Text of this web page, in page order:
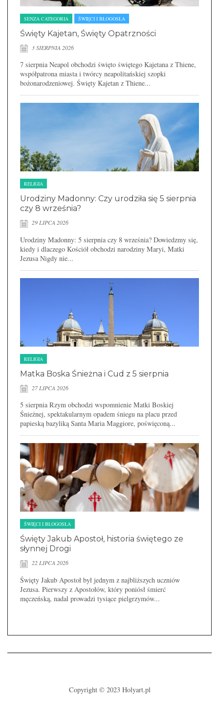
SENZA CATEGORIA ŚWIĘCI I BŁOGOSŁA
Święty Kajetan, Święty Opatrzności
3 SIERPNIA 2026
7 sierpnia Neapol obchodzi święto świętego Kajetana z Thiene,
współpatrona miasta i twórcy neapolitańskiej szopki
bożonarodzeniowej. Święty Kajetan z Thiene...
RELIGIA
Urodziny Madonny: Czy urodziła się 5 sierpnia
czy 8 września?
29 LIPCA 2026
Urodziny Madonny: 5 sierpnia czy 8 września? Dowiedzmy się,
kiedy i dlaczego Kościół obchodzi narodziny Maryi, Matki
Jezusa Nigdy nie...
RELIGIA
Matka Boska Śnieżna i Cud z 5 sierpnia
27 LIPCA 2026
5 sierpnia Rzym obchodzi wspomnienie Matki Boskiej
Śnieżnej, spektakularnym opadem śniegu na placu przed
papieską bazyliką Santa Maria Maggiore, poświęconą...
ŚWIĘCI I BŁOGOSŁA
Święty Jakub Apostoł, historia świętego ze
słynnej Drogi
22 LIPCA 2026
Święty Jakub Apostoł był jednym z najbliższych uczniów
Jezusa. Pierwszy z Apostołów, który poniósł śmierć
męczeńską, nadal prowadzi tysiące pielgrzymów...
Copyright © 2023 Holyart.pl